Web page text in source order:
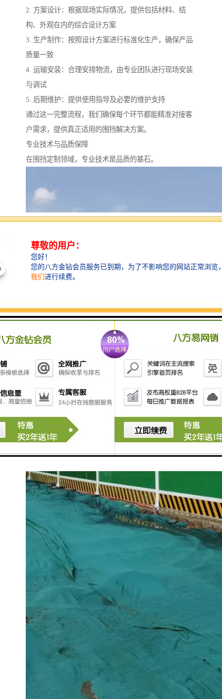
2. 方案设计：根据现场实际情况，提供包括材料、结
构、外观在内的综合设计方案
3. 生产制作：按照设计方案进行标准化生产，确保产品
质量一致
4. 运输安装：合理安排物流，由专业团队进行现场安装
与调试
5. 后期维护：提供使用指导及必要的维护支持
通过这一完整流程，我们确保每个环节都能精准对接客
户需求，提供真正适用的围挡解决方案。
专业技术与品质保障
在围挡定制领域，专业技术是品质的基石。